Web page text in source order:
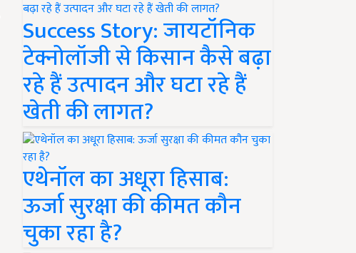
Success Story: जायटॉनिक
टेक्नोलॉजी से किसान कैसे बढ़ा
रहे हैं उत्पादन और घटा रहे हैं
खेती की लागत?
एथेनॉल का अधूरा हिसाब:
ऊर्जा सुरक्षा की कीमत कौन
चुका रहा है?